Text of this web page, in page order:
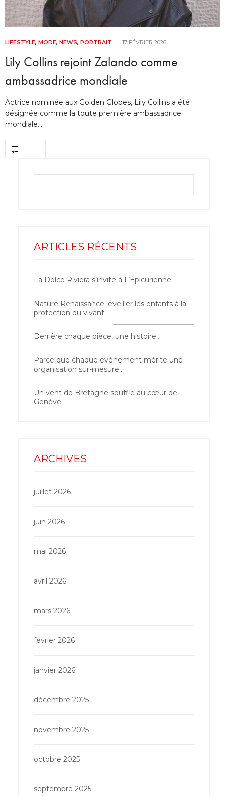
LIFESTYLE, MODE, NEWS, PORTRAIT 17 FÉVRIER 2026
Lily Collins rejoint Zalando comme
ambassadrice mondiale
Actrice nominée aux Golden Globes, Lily Collins a été
désignée comme la toute première ambassadrice
mondiale…
ARTICLES RÉCENTS
La Dolce Riviera s’invite à L’Épicurienne
Nature Renaissance: éveiller les enfants à la
protection du vivant
Derrière chaque pièce, une histoire…
Parce que chaque événement mérite une
organisation sur-mesure…
Un vent de Bretagne souffle au cœur de
Genève
ARCHIVES
juillet 2026
juin 2026
mai 2026
avril 2026
mars 2026
février 2026
janvier 2026
décembre 2025
novembre 2025
octobre 2025
septembre 2025